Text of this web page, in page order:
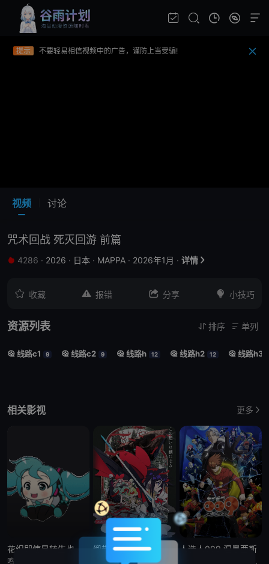
提示
如果无法播放请重新刷新页面，或者切换线路。
提示
提示
不要轻易相信视频中的广告，谨防上当受骗!
视频 讨论
咒术回战 死灭回游 前篇
 4286 · 2026 · 日本 · MAPPA · 2026年1月 · 详情 
 收藏  报错  分享  小技巧
资源列表  排序  单列
 线路c1 9  线路c2 9  线路h 12  线路h2 12  线路h3
相关影视 更多
缎带骑士 人造人009 涅墨西斯
自人造人战士诞生以来，他们在半个多世纪中，一直守护着人们免受种种威胁和平的敌人的侵袭。 然而，战斗仍在继续—— 而如今，一支由9名人造人组成的集团“涅墨西斯”出现了，他们坚信——仅凭009他们，